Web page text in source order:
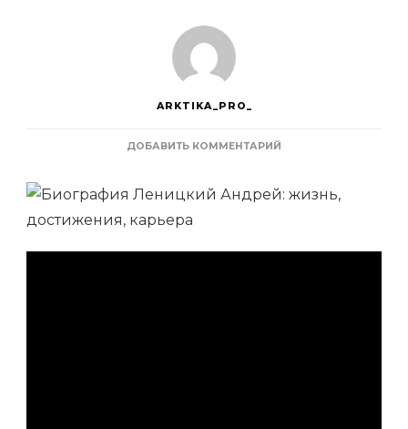
ARKTIKA_PRO_
ДОБАВИТЬ КОММЕНТАРИЙ
АНДРЕЙ